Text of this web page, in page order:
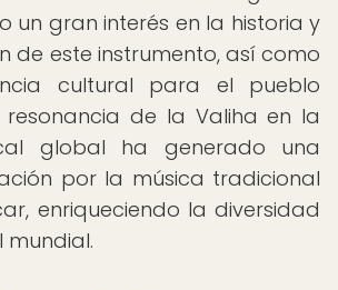
un gran interés en la historia y
de este instrumento, así como
cultural para el pueblo
resonancia de la Valiha en la
global ha generado una
por la música tradicional
enriqueciendo la diversidad
mundial.